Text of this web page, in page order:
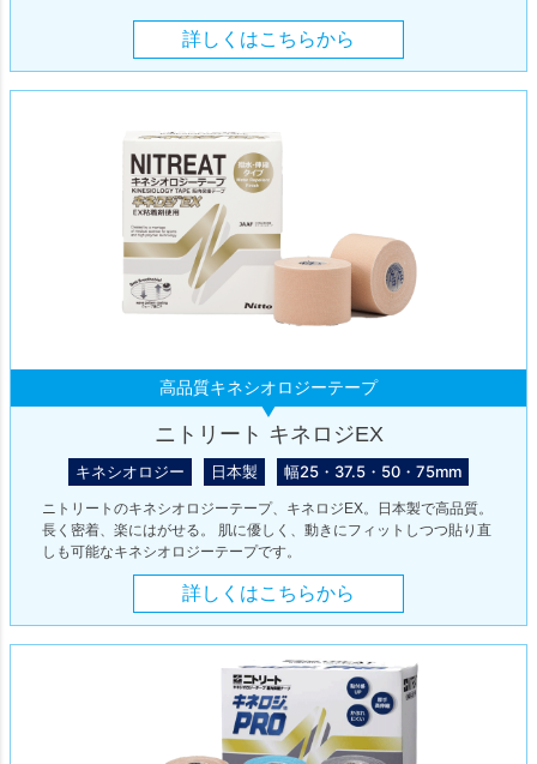
詳しくはこちらから
高品質キネシオロジーテープ
ニトリート キネロジEX
キネシオロジー 日本製 幅25・37.5・50・75mm
ニトリートのキネシオロジーテープ、キネロジEX。日本製で高品質。
長く密着、楽にはがせる。 肌に優しく、動きにフィットしつつ貼り直
しも可能なキネシオロジーテープです。
詳しくはこちらから